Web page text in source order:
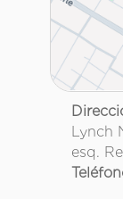
Lynch
esq.